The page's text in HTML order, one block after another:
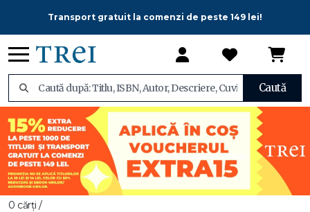
Transport gratuit la comenzi de peste 149 lei!
Caută
0 cărți /